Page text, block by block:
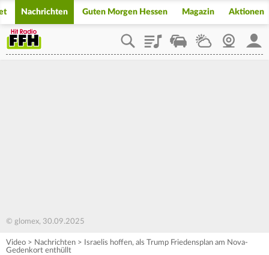
Nachrichten Guten Morgen Hessen Magazin Aktionen
PlaylistStaupilotWetterWebcam
© glomex, 30.09.2025
Video > Nachrichten >
Israelis hoffen, als Trump Friedensplan am Nova-
Gedenkort enthüllt